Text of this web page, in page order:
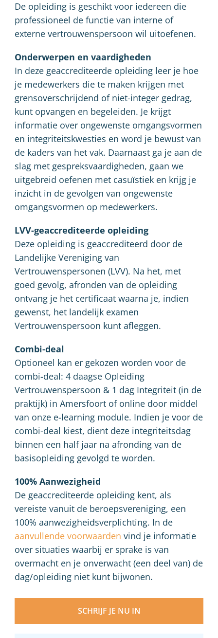
De opleiding is geschikt voor iedereen die
professioneel de functie van interne of
externe vertrouwenspersoon wil uitoefenen.
Onderwerpen en vaardigheden
In deze geaccrediteerde opleiding leer je hoe
je medewerkers die te maken krijgen met
grensoverschrijdend of niet-integer gedrag,
kunt opvangen en begeleiden. Je krijgt
informatie over ongewenste omgangsvormen
en integriteitskwesties en word je bewust van
de kaders van het vak. Daarnaast ga je aan de
slag met gespreksvaardigheden, gaan we
uitgebreid oefenen met casuïstiek en krijg je
inzicht in de gevolgen van ongewenste
omgangsvormen op medewerkers.
LVV-geaccrediteerde opleiding
Deze opleiding is geaccrediteerd door de
Landelijke Vereniging van
Vertrouwenspersonen (LVV). Na het, met
goed gevolg, afronden van de opleiding
ontvang je het certificaat waarna je, indien
gewenst, het landelijk examen
Vertrouwenspersoon kunt afleggen.
Combi-deal
Optioneel kan er gekozen worden voor de
combi-deal: 4 daagse Opleiding
Vertrouwenspersoon & 1 dag Integriteit (in de
praktijk) in Amersfoort of online door middel
van onze e-learning module. Indien je voor de
combi-deal kiest, dient deze integriteitsdag
binnen een half jaar na afronding van de
basisopleiding gevolgd te worden.
100% Aanwezigheid
De geaccrediteerde opleiding kent, als
vereiste vanuit de beroepsvereniging, een
100% aanwezigheidsverplichting. In de
aanvullende voorwaarden vind je informatie
over situaties waarbij er sprake is van
overmacht en je onverwacht (een deel van) de
dag/opleiding niet kunt bijwonen.
SCHRIJF JE NU IN